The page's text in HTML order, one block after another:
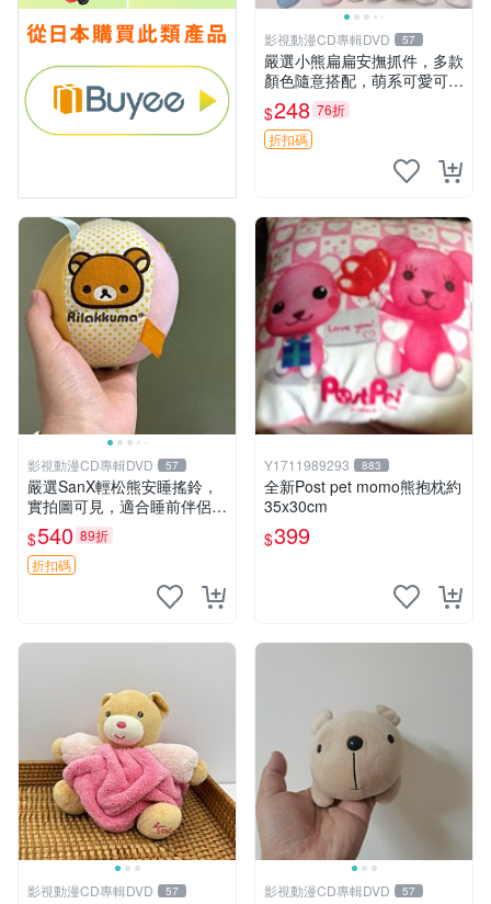
影視動漫CD專輯DVD 57
嚴選小熊扁扁安撫抓件，多款
顏色隨意搭配，萌系可愛可改
掛件 小熊安撫抓件 憶記 抓繩
孩童掛件
$248 76折
折扣碼
影視動漫CD專輯DVD 57
嚴選SanX輕松熊安睡搖鈴，
實拍圖可見，適合睡前伴侶，
Picks安撫好物 0325 懸吊 電
腦
$540 89折
折扣碼
Y1711989293 883
全新Post pet momo熊抱枕約
35x30cm
$399
影視動漫CD專輯DVD 57 影視動漫CD專輯DVD 57